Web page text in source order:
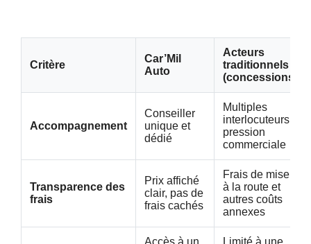
Critère
Car’Mil
Auto
Acteurs
traditionnels
(concessions)
Accompagnement
Conseiller
unique et
dédié
Multiples
interlocuteurs,
pression
commerciale
Transparence des
frais
Prix affiché
clair, pas de
frais cachés
Frais de mise
à la route et
autres coûts
annexes
Accès à un Limité à une